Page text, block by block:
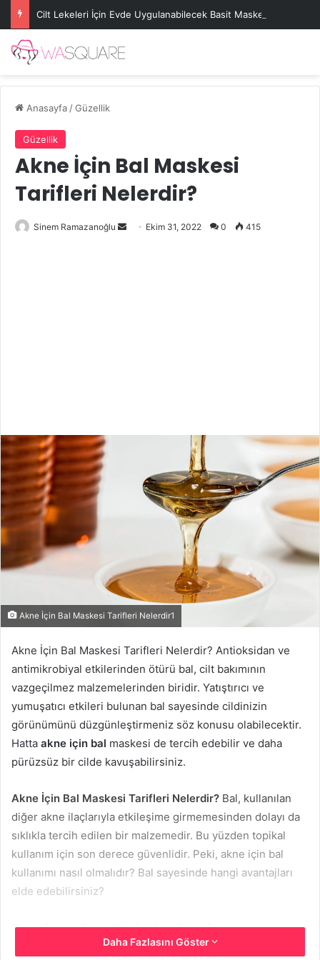
Cilt Lekeleri İçin Evde Uygulanabilecek Basit Maskeler
Anasayfa/Güzellik
Güzellik
Akne İçin Bal Maskesi
Tarifleri Nelerdir?
Sinem Ramazanoğlu
Bir
Ekim 31, 2022 0 415
Akne İçin Bal Maskesi Tarifleri Nelerdir1
Akne İçin Bal Maskesi Tarifleri Nelerdir? Antioksidan ve
antimikrobiyal etkilerinden ötürü bal, cilt bakımının
vazgeçilmez malzemelerinden biridir. Yatıştırıcı ve
yumuşatıcı etkileri bulunan bal sayesinde cildinizin
görünümünü düzgünleştirmeniz söz konusu olabilecektir.
Hatta akne için bal maskesi de tercih edebilir ve daha
pürüzsüz bir cilde kavuşabilirsiniz.
Akne İçin Bal Maskesi Tarifleri Nelerdir? Bal, kullanılan
diğer akne ilaçlarıyla etkileşime girmemesinden dolayı da
sıklıkla tercih edilen bir malzemedir. Bu yüzden topikal
kullanım için son derece güvenlidir. Peki, akne için bal
kullanımı nasıl olmalıdır? Bal sayesinde hangi avantajları
elde edebilirsiniz?
Zerdeçal ve Bal Maskesi
Daha Fazlasını Göster